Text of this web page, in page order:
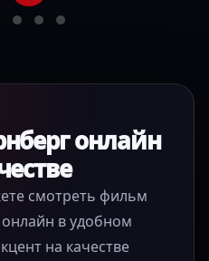
онлайн
смотреть фильм
в удобном
на качестве